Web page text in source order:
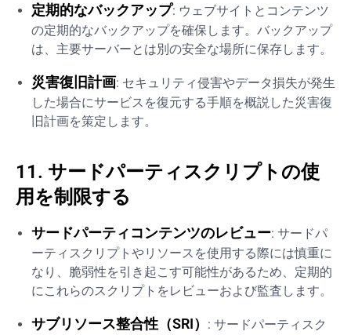
定期的なバックアップ: ウェブサイトとコンテンツ
の定期的なバックアップを確保します。バックアップ
は、主要サーバーとは別の安全な場所に保存します。
災害復旧計画: セキュリティ侵害やデータ損失が発生
した場合にサービスを復元する手順を概説した災害復
旧計画を策定します。
11. サードパーティスクリプトの使
用を制限する
サードパーティコンテンツのレビュー: サードパ
ーティスクリプトやリソースを使用する際には慎重に
なり、脆弱性を引き起こす可能性があるため、定期的
にこれらのスクリプトをレビューおよび監査します。
サブリソース整合性（SRI）
: サードパーティスク